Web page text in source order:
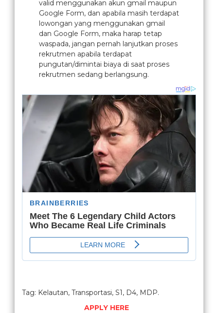
valid menggunakan akun gmail maupun
Google Form, dan apabila masih terdapat
lowongan yang menggunakan gmail
dan Google Form, maka harap tetap
waspada, jangan pernah lanjutkan proses
rekrutmen apabila terdapat
pungutan/dimintai biaya di saat proses
rekrutmen sedang berlangsung.
Tag: Kelautan, Transportasi, S1, D4, MDP.
APPLY HERE